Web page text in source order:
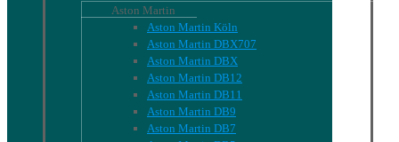
Aston Martin
Aston Martin Köln
Aston Martin DBX707
Aston Martin DBX
Aston Martin DB12
Aston Martin DB11
Aston Martin DB9
Aston Martin DB7